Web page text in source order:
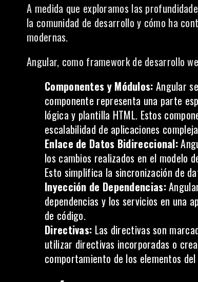
A medida que exploramos las
la comunidad de desarrollo y cómo ha
modernas.
Angular, como framework de desarrollo
Componentes y Módulos: Angular
componente representa una parte
lógica y plantilla HTML. Estos
escalabilidad de aplicaciones
Enlace de Datos Bidireccional:
los cambios realizados en el modelo
Esto simplifica la sincronización de
Inyección de Dependencias:
dependencias y los servicios en una
de código.
Directivas: Las directivas son
utilizar directivas incorporadas o
comportamiento de los elementos del